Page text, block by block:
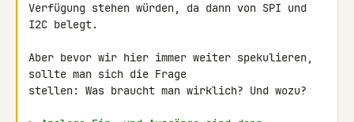
Verfügung stehen würden, da dann von SPI und
I2C belegt.
Aber bevor wir hier immer weiter spekulieren,
sollte man sich die Frage
stellen: Was braucht man wirklich? Und wozu?